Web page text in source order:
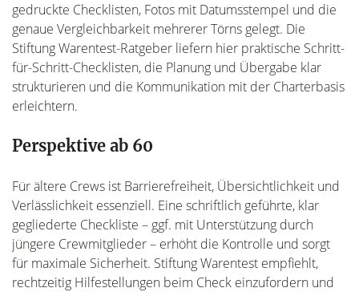
gedruckte Checklisten, Fotos mit Datumsstempel und die
genaue Vergleichbarkeit mehrerer Törns gelegt. Die
Stiftung Warentest-Ratgeber liefern hier praktische Schritt-
für-Schritt-Checklisten, die Planung und Übergabe klar
strukturieren und die Kommunikation mit der Charterbasis
erleichtern.
Perspektive ab 60
Für ältere Crews ist Barrierefreiheit, Übersichtlichkeit und
Verlässlichkeit essenziell. Eine schriftlich geführte, klar
gegliederte Checkliste – ggf. mit Unterstützung durch
jüngere Crewmitglieder – erhöht die Kontrolle und sorgt
für maximale Sicherheit. Stiftung Warentest empfiehlt,
rechtzeitig Hilfestellungen beim Check einzufordern und